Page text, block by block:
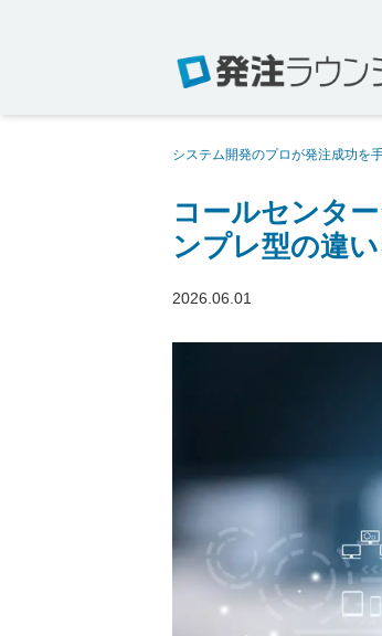
システム開発のプロが発注成功を
コールセンタ
ンプレ型の違
2026.06.01